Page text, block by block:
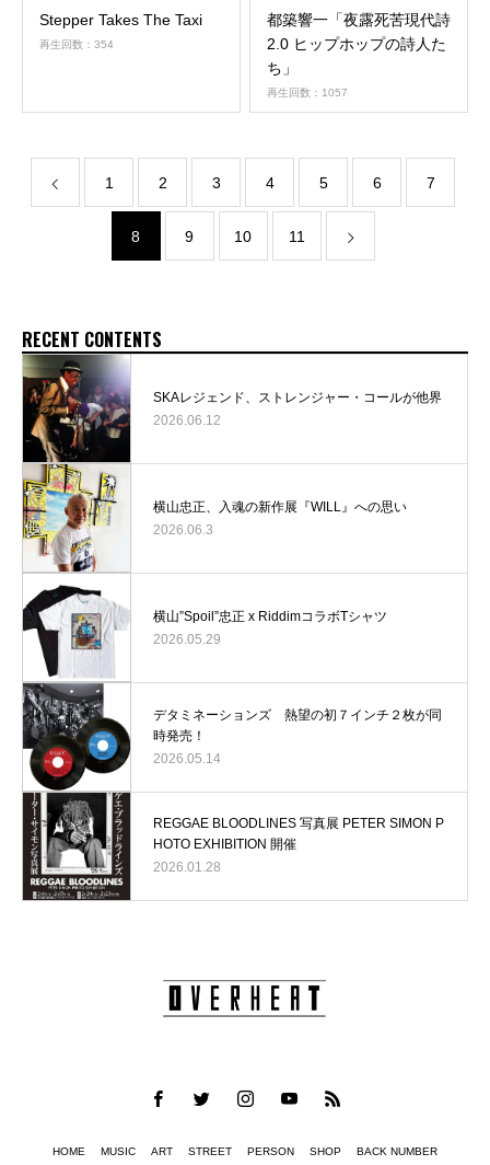
Stepper Takes The Taxi
再生回数：354
都築響一「夜露死苦現代詩
2.0 ヒップホップの詩人た
ち」
再生回数：1057
1 2 3 4 5 6 7
8 9 10 11
RECENT CONTENTS
SKAレジェンド、ストレンジャー・コールが他界
2026.06.12
横山忠正、入魂の新作展『WILL』への思い
2026.06.3
横山”Spoil”忠正 x RiddimコラボTシャツ
2026.05.29
デタミネーションズ 熱望の初７インチ２枚が同
時発売！
2026.05.14
REGGAE BLOODLINES 写真展 PETER SIMON P
HOTO EXHIBITION 開催
2026.01.28
HOME MUSIC ART STREET PERSON SHOP BACK NUMBER